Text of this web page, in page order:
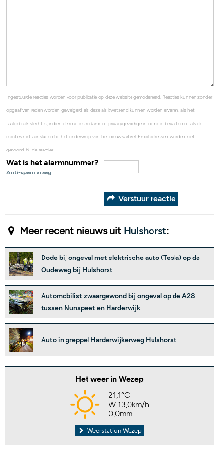
Ingestuurde reacties worden voor publicatie op deze website gemodereerd. Reacties kunnen zonder
opgaaf van reden worden geweigerd als deze als kwetsend kunnen worden ervaren, als het
taalgebruik slecht is, indien de reacties reclame of privacygevoelige informatie bevatten of als de
reacties niet aansluiten bij het onderwerp van het nieuwsartikel. Email adressen worden niet
getoond bij de reacties.
Wat is het alarmnummer?
Anti-spam vraag
Verstuur reactie
Meer recent nieuws uit Hulshorst:
Dode bij ongeval met elektrische auto (Tesla) op de
Oudeweg bij Hulshorst
Automobilist zwaargewond bij ongeval op de A28
tussen Nunspeet en Harderwijk
Auto in greppel Harderwijkerweg Hulshorst
Het weer in Wezep
21,1°C
W 13,0km/h
0,0mm
Weerstation Wezep